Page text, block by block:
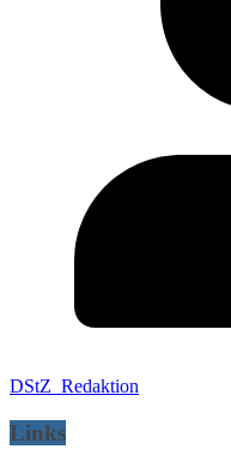
DStZ_Redaktion
Links